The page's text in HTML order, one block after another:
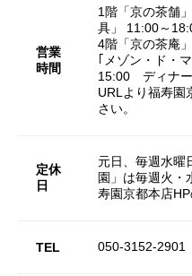
営業
時間
1階「京の茶舗
具」 11:00～
4階「京の茶庵
｢メゾン・ド・
15:00 ディナ
URLより福寿園
さい。
定休
日
元日、毎週水曜
園」は毎週火
寿園京都本店
TEL 050-3152-2901